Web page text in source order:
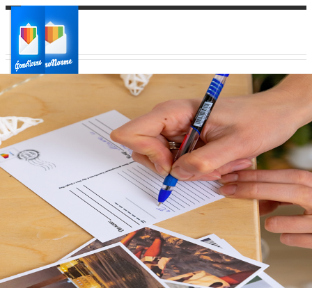
Ваш город:
Ваш регион доставки
Выберите из списка: